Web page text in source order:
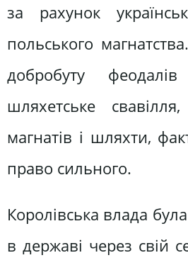
за рахунок
польського
добробуту
шляхетське свавілля,
магнатів і шляхти,
право сильного.
Королівська влада
в державі через свій